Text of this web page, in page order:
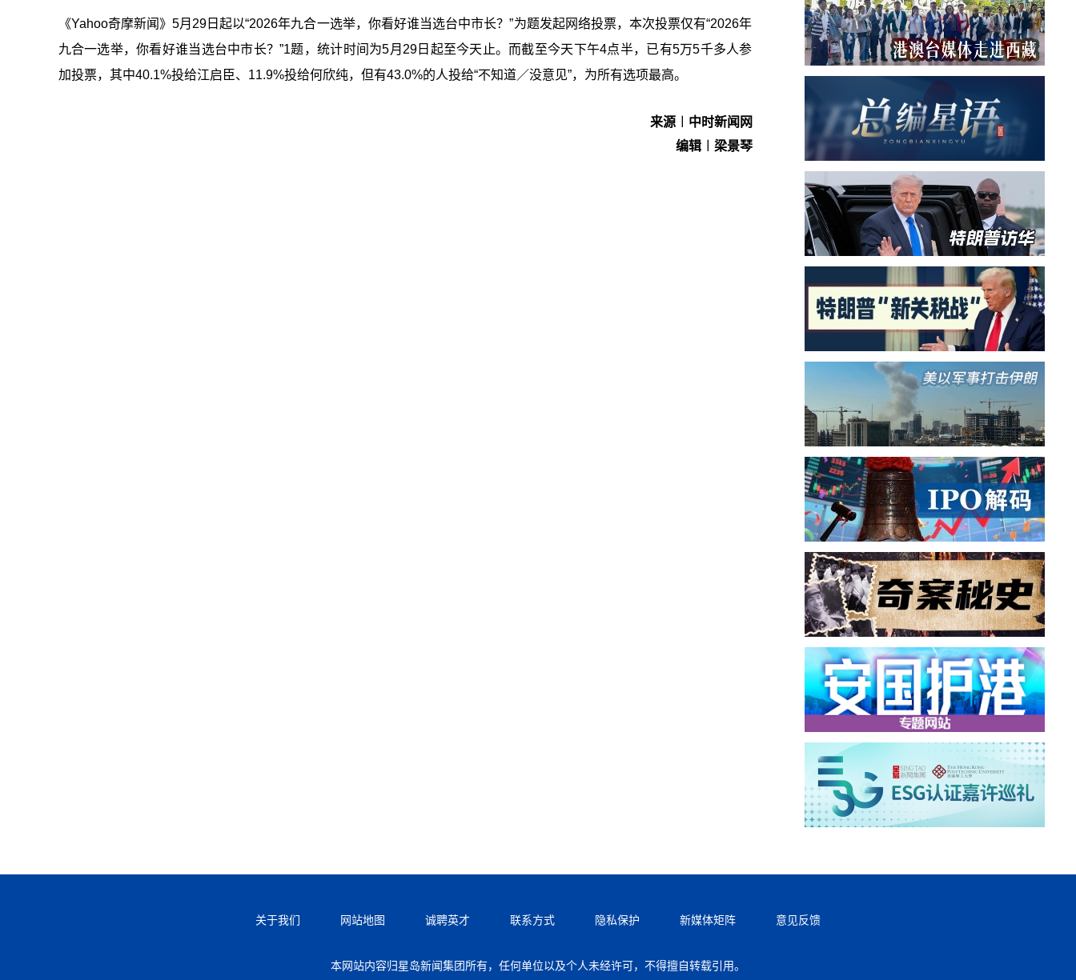
《Yahoo奇摩新闻》5月29日起以“2026年九合一选举，你看好谁当选台中市长？”为题发起网络投票，本次投票仅有“2026年
九合一选举，你看好谁当选台中市长？”1题，统计时间为5月29日起至今天止。而截至今天下午4点半，已有5万5千多人参
加投票，其中40.1%投给江启臣、11.9%投给何欣纯，但有43.0%的人投给“不知道／没意见”，为所有选项最高。
来源︱中时新闻网
编辑︱梁景琴
关于我们 网站地图 诚聘英才 联系方式 隐私保护 新媒体矩阵 意见反馈
本网站内容归星岛新闻集团所有，任何单位以及个人未经许可，不得擅自转载引用。